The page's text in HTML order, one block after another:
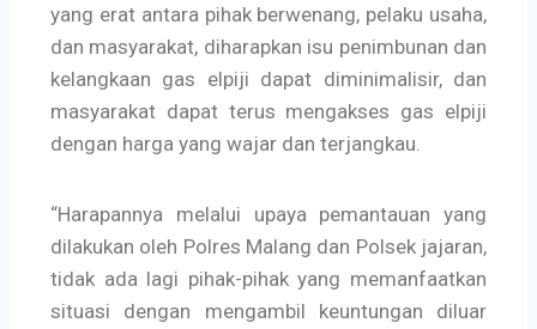
yang erat antara pihak berwenang, pelaku usaha,
dan masyarakat, diharapkan isu penimbunan dan
kelangkaan gas elpiji dapat diminimalisir, dan
masyarakat dapat terus mengakses gas elpiji
dengan harga yang wajar dan terjangkau.
“Harapannya melalui upaya pemantauan yang
dilakukan oleh Polres Malang dan Polsek jajaran,
tidak ada lagi pihak-pihak yang memanfaatkan
situasi dengan mengambil keuntungan diluar